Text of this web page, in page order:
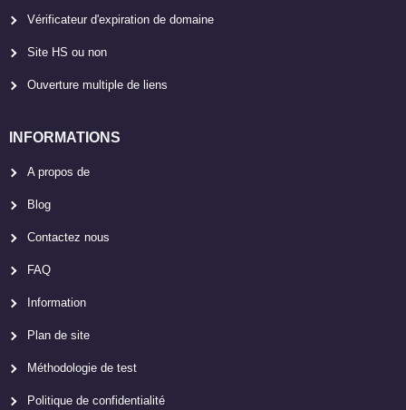
Vérificateur d'expiration de domaine
Site HS ou non
Ouverture multiple de liens
INFORMATIONS
A propos de
Blog
Contactez nous
FAQ
Information
Plan de site
Méthodologie de test
Politique de confidentialité